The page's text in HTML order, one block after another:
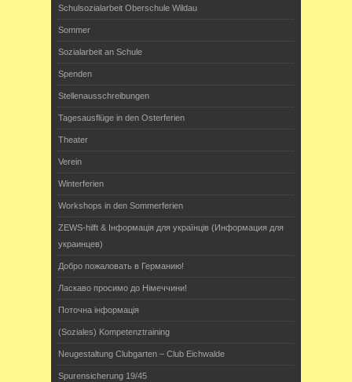
Schulsozialarbeit Oberschule Wildau
Sommer
Sozialarbeit an Schule
Spenden
Stellenausschreibungen
Tagesausflüge in den Osterferien
Theater
Verein
Winterferien
Workshops in den Sommerferien
ZEWS-hilft & Інформація для українців (Информация для
украинцев)
Добро пожаловать в Германию!
Ласкаво просимо до Німеччини!
Поточна інформація
(Soziales) Kompetenztraining
Neugestaltung Clubgarten – Club Eichwalde
Spurensicherung 19/45